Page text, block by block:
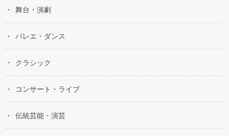
舞台・演劇
バレエ・ダンス
クラシック
コンサート・ライブ
伝統芸能・演芸